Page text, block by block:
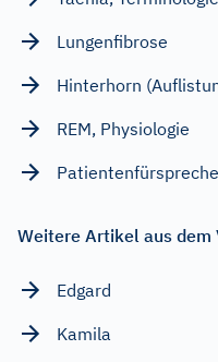
Lungenfibrose
Hinterhorn
REM, Physiologie
Weitere Artikel aus dem
Edgard
Kamila